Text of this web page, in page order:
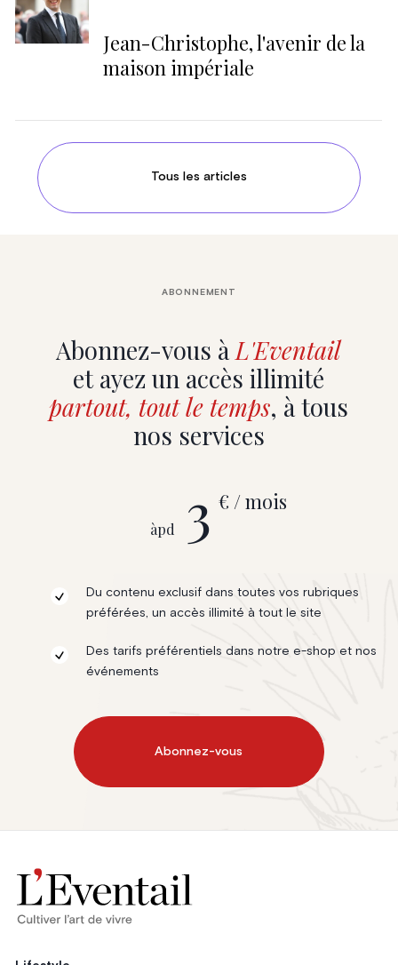
Jean-Christophe, l'avenir de la
maison impériale
Tous les articles
Abonnez-vous àL'Eventail
et ayez un accès illimité
partout, tout le temps, à tous
nos services
ABONNEMENT
àpd 3 € / mois
Du contenu exclusif dans toutes vos rubriques
préférées, un accès illimité à tout le site
Des tarifs préférentiels dans notre e-shop et nos
événements
Abonnez-vous